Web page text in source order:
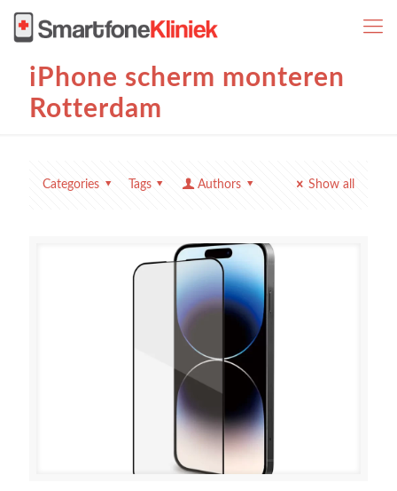
iPhone scherm monteren
Rotterdam
Categories Tags Authors Show all